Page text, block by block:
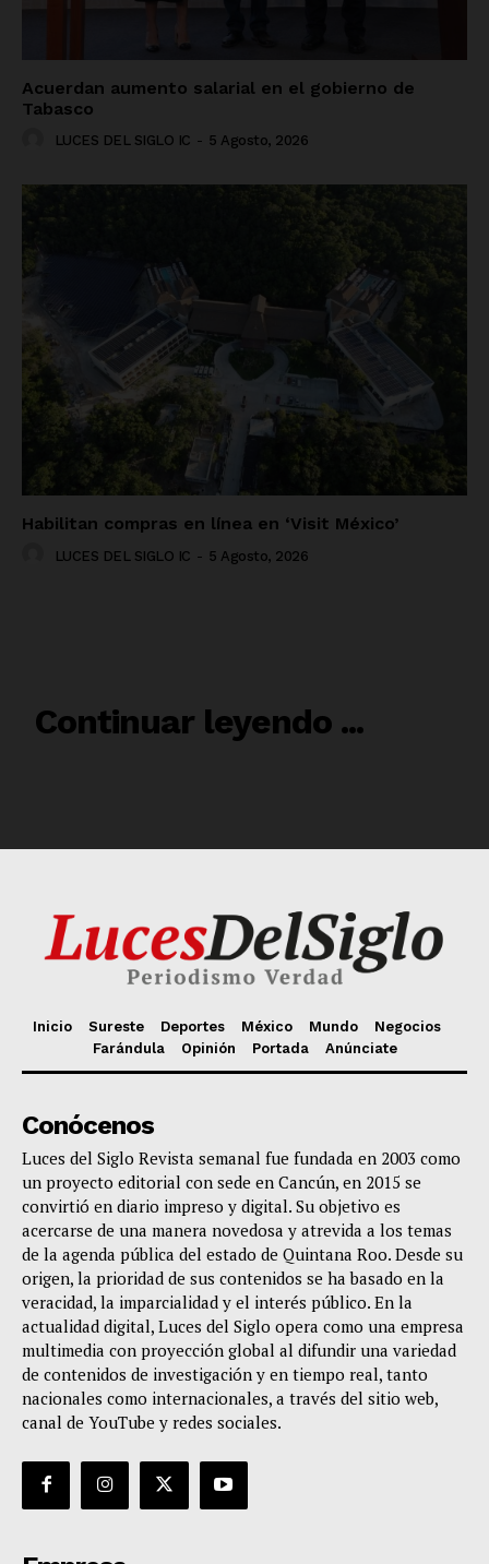
Inicio Sureste Deportes México Mundo
Negocios
Farándula
Opinión Portada Anúnciate
Conócenos
Luces del Siglo Revista semanal fue fundada en 2003 como
un proyecto editorial con sede en Cancún, en 2015 se
convirtió en diario impreso y digital. Su objetivo es
acercarse de una manera novedosa y atrevida a los temas
de la agenda pública del estado de Quintana Roo. Desde su
origen, la prioridad de sus contenidos se ha basado en la
veracidad, la imparcialidad y el interés público. En la
actualidad digital, Luces del Siglo opera como una empresa
multimedia con proyección global al difundir una variedad
de contenidos de investigación y en tiempo real, tanto
nacionales como internacionales, a través del sitio web,
canal de YouTube y redes sociales.